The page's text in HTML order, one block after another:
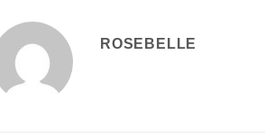
ROSEBELLE